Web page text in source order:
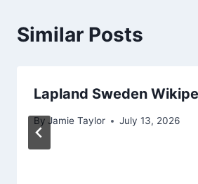
Similar Posts
Lapland Sweden
By Jamie Taylor July 13, 2026